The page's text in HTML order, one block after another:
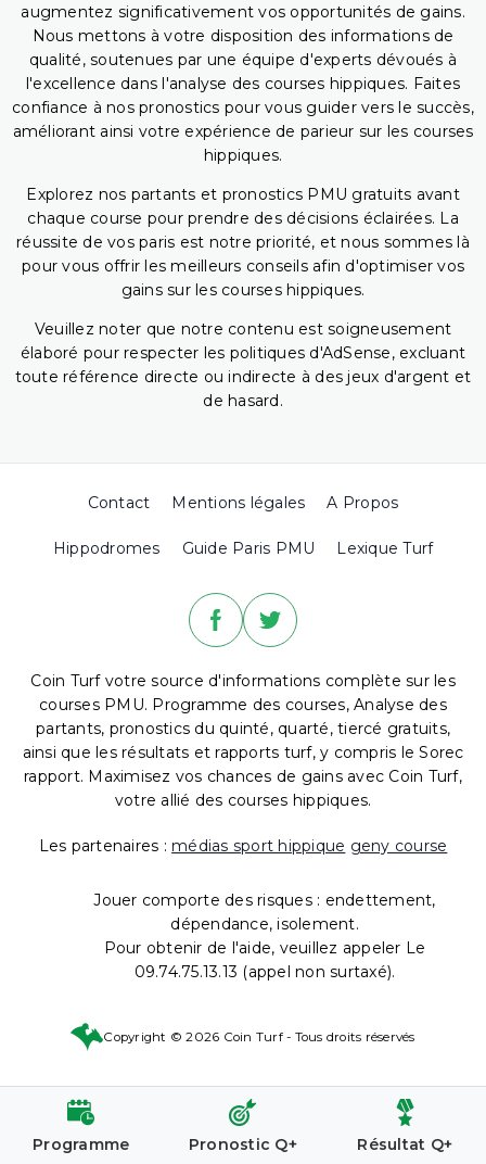
augmentez significativement vos opportunités de gains.
Nous mettons à votre disposition des informations de
qualité, soutenues par une équipe d'experts dévoués à
l'excellence dans l'analyse des courses hippiques. Faites
confiance à nos pronostics pour vous guider vers le succès,
améliorant ainsi votre expérience de parieur sur les courses
hippiques.
Explorez nos partants et pronostics PMU gratuits avant
chaque course pour prendre des décisions éclairées. La
réussite de vos paris est notre priorité, et nous sommes là
pour vous offrir les meilleurs conseils afin d'optimiser vos
gains sur les courses hippiques.
Veuillez noter que notre contenu est soigneusement
élaboré pour respecter les politiques d'AdSense, excluant
toute référence directe ou indirecte à des jeux d'argent et
de hasard.
Contact Mentions légales A Propos
Hippodromes Guide Paris PMU Lexique Turf
Coin Turf votre source d'informations complète sur les
courses PMU. Programme des courses, Analyse des
partants, pronostics du quinté, quarté, tiercé gratuits,
ainsi que les résultats et rapports turf, y compris le Sorec
rapport. Maximisez vos chances de gains avec Coin Turf,
votre allié des courses hippiques.
Les partenaires : médias sport hippique geny course
Jouer comporte des risques : endettement,
dépendance, isolement.
Pour obtenir de l'aide, veuillez appeler Le
09.74.75.13.13 (appel non surtaxé).
Copyright © 2026 Coin Turf - Tous droits réservés
Programme Pronostic Q+ Résultat Q+